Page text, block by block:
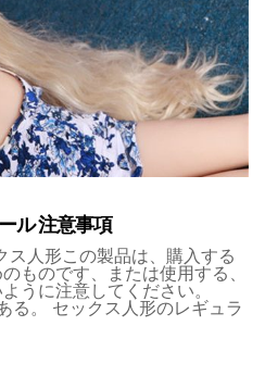
ル 注意事項
人形この製品は、購入する
ものです、または使用する、
ように注意してください。
る。 セックス人形のレギュラ